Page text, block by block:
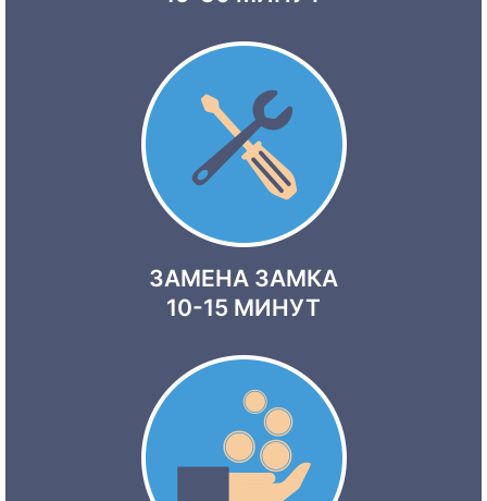
ЗАМЕНА ЗАМКА
10-15 МИНУТ